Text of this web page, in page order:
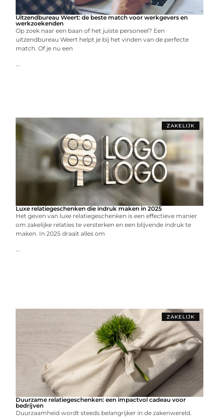
Uitzendbureau Weert: de beste match voor werkgevers en
werkzoekenden
Op zoek naar een baan of het juiste personeel? Een
uitzendbureau Weert helpt je bij het vinden van de perfecte
match. Of je nu een
...
ZAKELIJK
Luxe relatiegeschenken die indruk maken in 2025
Het geven van luxe relatiegeschenken is een effectieve manier
om zakelijke relaties te versterken en een blijvende indruk te
maken. In 2025 draait alles om
...
ZAKELIJK
Duurzame relatiegeschenken: een impactvol cadeau voor
bedrijven
Duurzaamheid wordt steeds belangrijker in de zakenwereld.